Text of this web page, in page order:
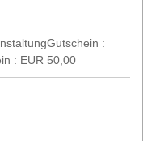
:
: EUR 50,00